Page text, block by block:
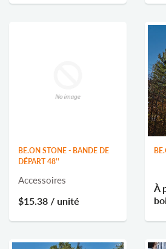
BE.ON STONE - BANDE DE
DÉPART 48''
Accessoires
$15.38 / unité
À